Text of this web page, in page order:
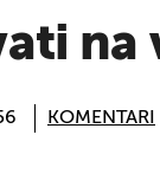
na
KOMENTARI